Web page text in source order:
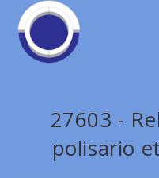
27603 -
polisario